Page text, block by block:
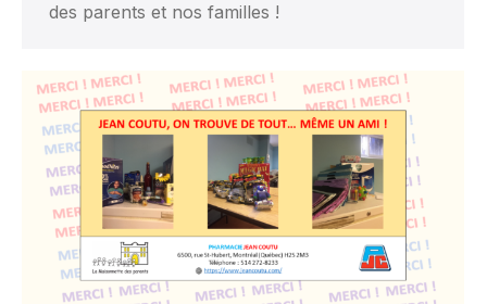
des parents et nos familles !